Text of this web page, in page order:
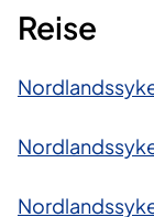
Reise